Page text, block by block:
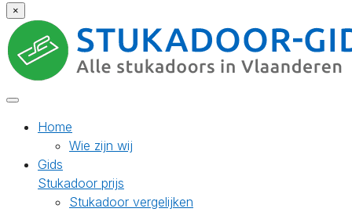
×
Home
Wie zijn wij
Gids
Stukadoor prijs
Stukadoor vergelijken